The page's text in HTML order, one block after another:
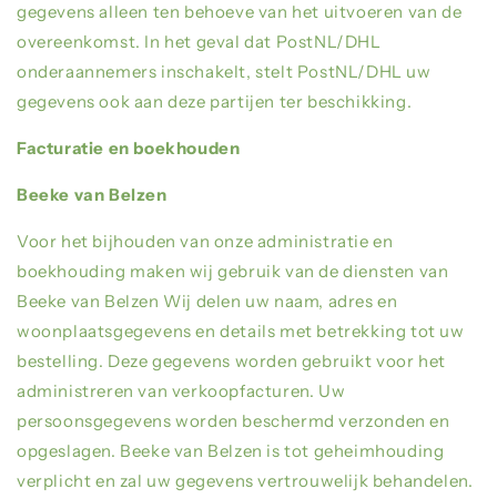
gegevens alleen ten behoeve van het uitvoeren van de
overeenkomst. In het geval dat PostNL/DHL
onderaannemers inschakelt, stelt PostNL/DHL uw
gegevens ook aan deze partijen ter beschikking.
Facturatie en boekhouden
Beeke van Belzen
Voor het bijhouden van onze administratie en
boekhouding maken wij gebruik van de diensten van
Beeke van Belzen Wij delen uw naam, adres en
woonplaatsgegevens en details met betrekking tot uw
bestelling. Deze gegevens worden gebruikt voor het
administreren van verkoopfacturen. Uw
persoonsgegevens worden beschermd verzonden en
opgeslagen. Beeke van Belzen is tot geheimhouding
verplicht en zal uw gegevens vertrouwelijk behandelen.